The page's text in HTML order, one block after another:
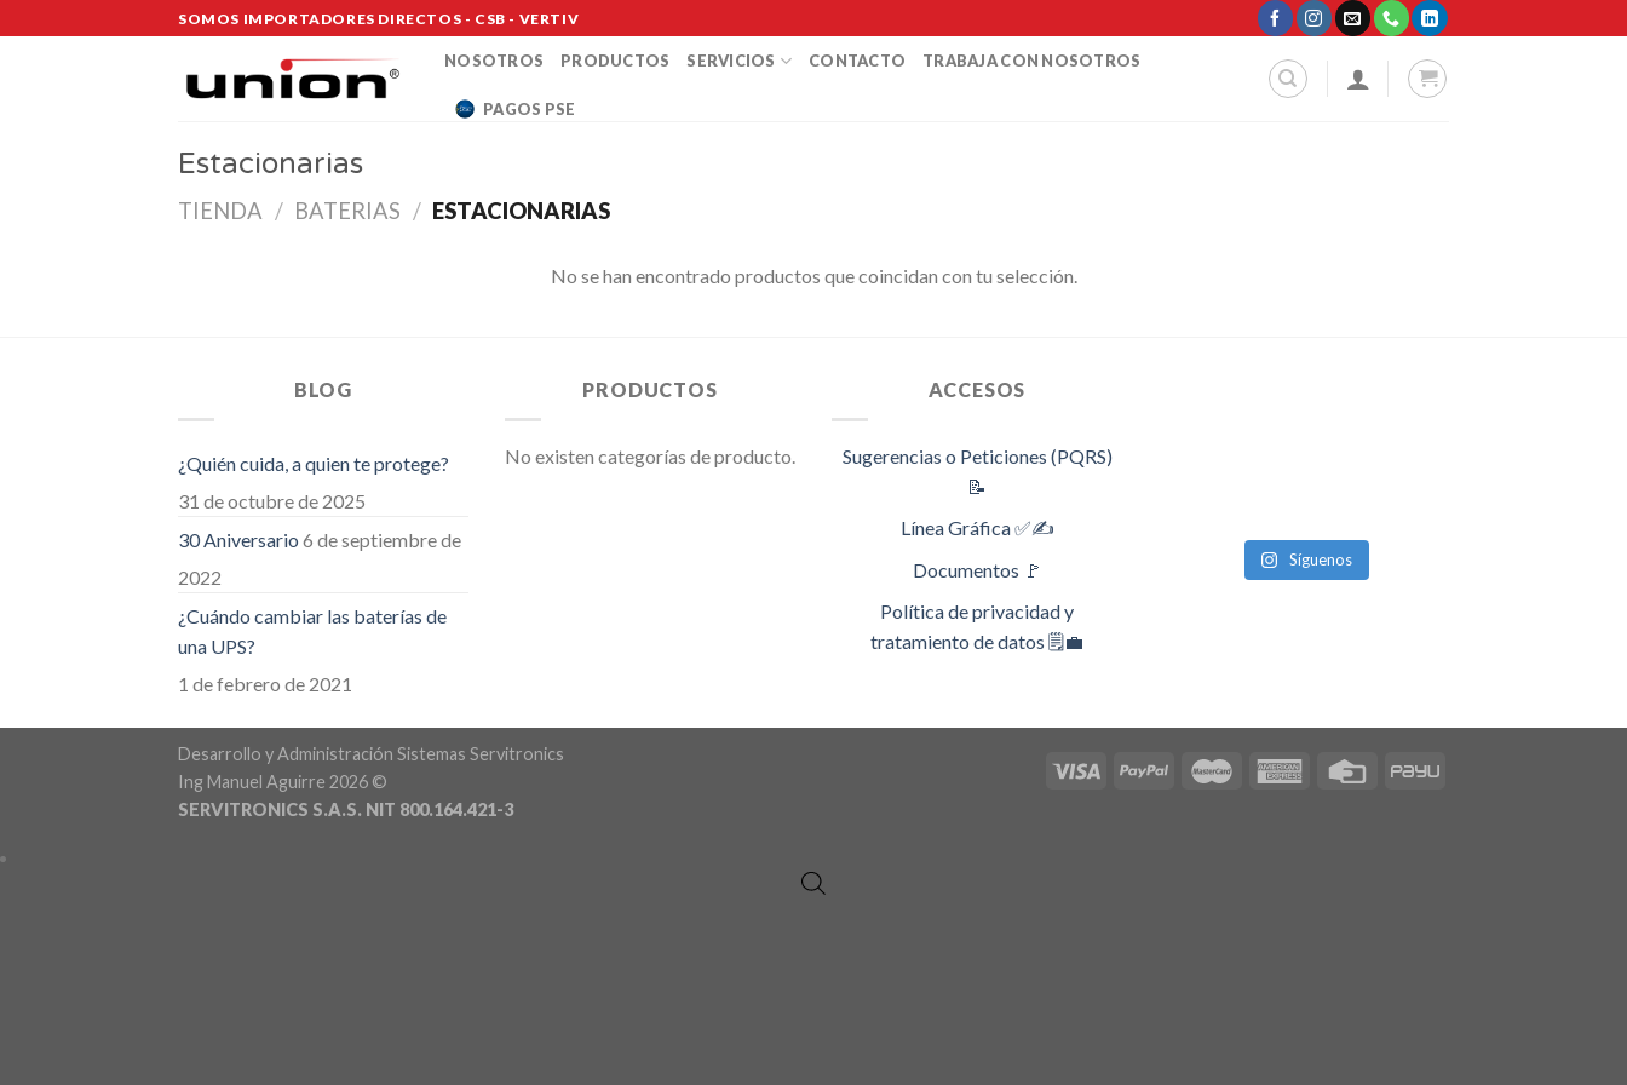
al
SOMOS IMPORTADORES DIRECTOS - CSB - VERTIV
NOSOTROS PRODUCTOS SERVICIOS CONTACTO TRABAJA CON NOSOTROS
PAGOS PSE
Estacionarias
TIENDA / BATERIAS / ESTACIONARIAS
No se han encontrado productos que coincidan con tu selección.
BLOG
¿Quién cuida, a quien te protege?
31 de octubre de 2025
30 Aniversario 6 de septiembre de
2022
¿Cuándo cambiar las baterías de
una UPS?
1 de febrero de 2021
PRODUCTOS
No existen categorías de producto.
ACCESOS
Sugerencias o Peticiones (PQRS)
📝
Línea Gráfica ✅✍️
Documentos 🚩
Política de privacidad y
tratamiento de datos 🗒️💼
Síguenos
Desarrollo y Administración Sistemas Servitronics
Ing Manuel Aguirre 2026 ©
SERVITRONICS S.A.S. NIT 800.164.421-3